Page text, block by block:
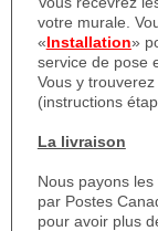
votre murale.
«Installation»
service de pose
Vous y
(instructions
La livraison
Nous payons
par Postes
pour avoir plus